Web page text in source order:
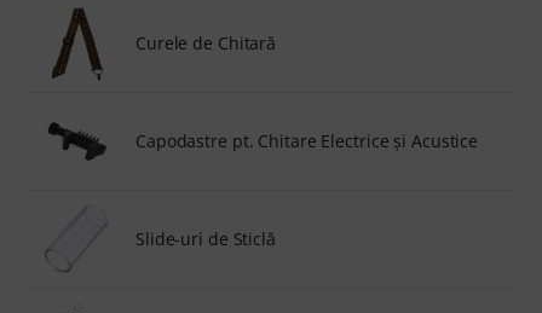
Curele de Chitară
Capodastre pt. Chitare Electrice şi Acustice
Slide-uri de Sticlă